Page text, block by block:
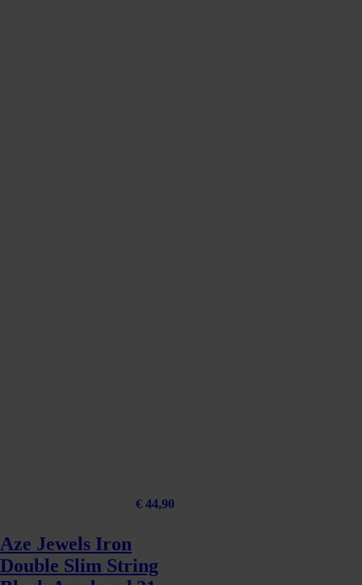
€ 44,90
Aze Jewels Iron
Double Slim String